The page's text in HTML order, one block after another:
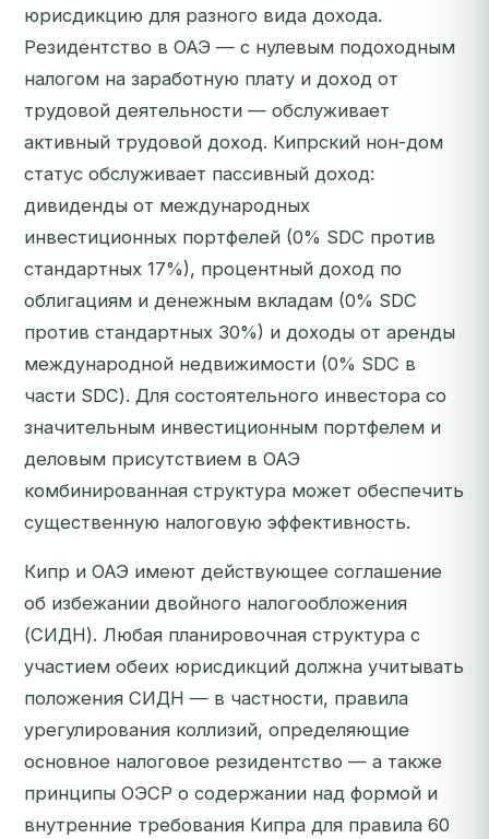
юрисдикцию для разного вида дохода.
Резидентство в ОАЭ — с нулевым подоходным
налогом на заработную плату и доход от
трудовой деятельности — обслуживает
активный трудовой доход. Кипрский нон-дом
статус обслуживает пассивный доход:
дивиденды от международных
инвестиционных портфелей (0% SDC против
стандартных 17%), процентный доход по
облигациям и денежным вкладам (0% SDC
против стандартных 30%) и доходы от аренды
международной недвижимости (0% SDC в
части SDC). Для состоятельного инвестора со
значительным инвестиционным портфелем и
деловым присутствием в ОАЭ
комбинированная структура может обеспечить
существенную налоговую эффективность.
Кипр и ОАЭ имеют действующее соглашение
об избежании двойного налогообложения
(СИДН). Любая планировочная структура с
участием обеих юрисдикций должна учитывать
положения СИДН — в частности, правила
урегулирования коллизий, определяющие
основное налоговое резидентство — а также
принципы ОЭСР о содержании над формой и
внутренние требования Кипра для правила 60